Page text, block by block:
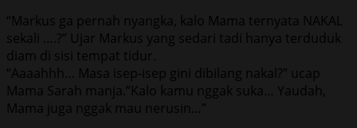
“Markus ga pernah nyangka, kalo Mama ternyata NAKAL
sekali ….?” Ujar Markus yang sedari tadi hanya terduduk
diam di sisi tempat tidur.
“Aaaahhh… Masa isep-isep gini dibilang nakal?” ucap
Mama Sarah manja.”Kalo kamu nggak suka… Yaudah,
Mama juga nggak mau nerusin…”